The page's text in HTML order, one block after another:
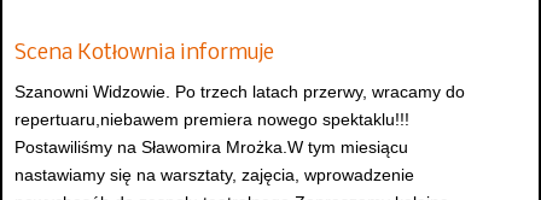
Scena Kotłownia informuje
Szanowni Widzowie. Po trzech latach przerwy, wracamy do
repertuaru,niebawem premiera nowego spektaklu!!!
Postawiliśmy na Sławomira Mrożka.W tym miesiącu
nastawiamy się na warsztaty, zajęcia, wprowadzenie